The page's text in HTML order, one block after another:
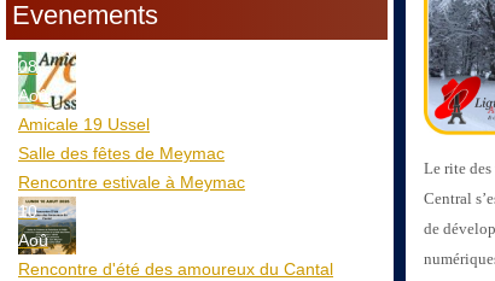
Evenements
08
Aoû
Amicale 19 Ussel
Salle des fêtes de Meymac
Rencontre estivale à Meymac
10
Aoû
Rencontre d'été des amoureux du Cantal
Le rite
Central
de